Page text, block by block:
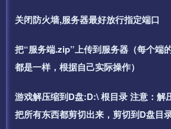
关闭防火墙,服务器最好放行指定端口
把“服务端.zip”上传到服务器（每个端
都是一样，根据自己实际操作）
游戏解压缩到D盘:D:\ 根目录 注意：解
把所有东西都剪切出来，剪切到D盘目